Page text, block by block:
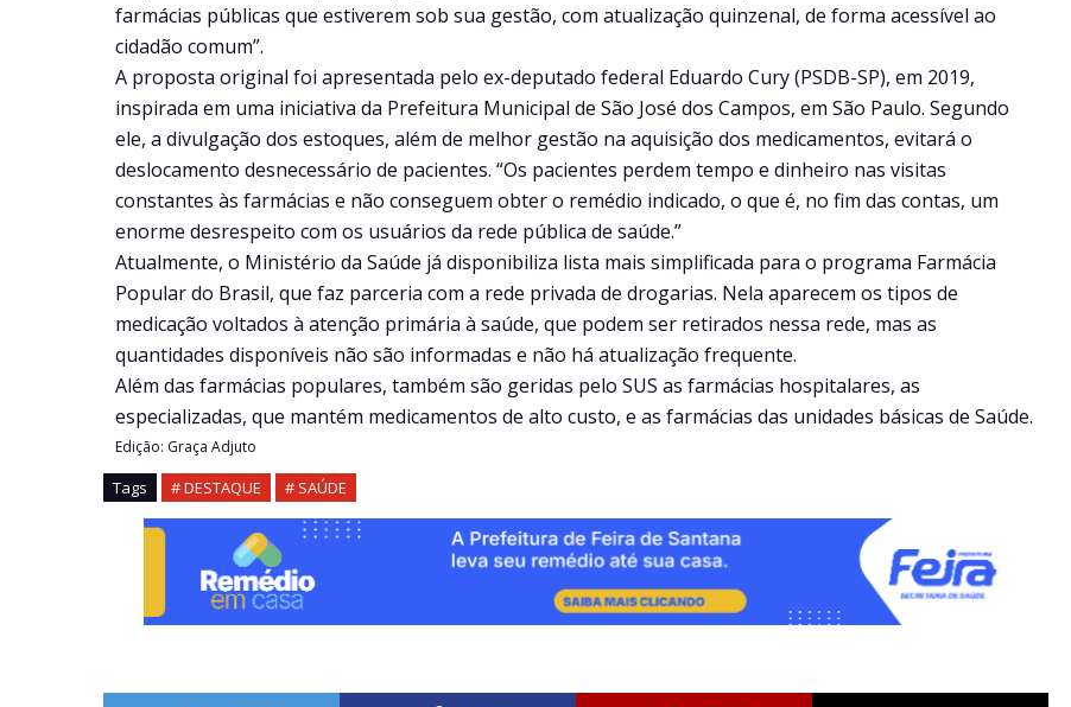
farmácias públicas que estiverem sob sua gestão, com atualização quinzenal, de forma acessível ao
cidadão comum”.
A proposta original foi apresentada pelo ex-deputado federal Eduardo Cury (PSDB-SP), em 2019,
inspirada em uma iniciativa da Prefeitura Municipal de São José dos Campos, em São Paulo. Segundo
ele, a divulgação dos estoques, além de melhor gestão na aquisição dos medicamentos, evitará o
deslocamento desnecessário de pacientes. “Os pacientes perdem tempo e dinheiro nas visitas
constantes às farmácias e não conseguem obter o remédio indicado, o que é, no fim das contas, um
enorme desrespeito com os usuários da rede pública de saúde.”
Atualmente, o Ministério da Saúde já disponibiliza lista mais simplificada para o programa Farmácia
Popular do Brasil, que faz parceria com a rede privada de drogarias. Nela aparecem os tipos de
medicação voltados à atenção primária à saúde, que podem ser retirados nessa rede, mas as
quantidades disponíveis não são informadas e não há atualização frequente.
Além das farmácias populares, também são geridas pelo SUS as farmácias hospitalares, as
especializadas, que mantém medicamentos de alto custo, e as farmácias das unidades básicas de Saúde.
Edição: Graça Adjuto
Tags # DESTAQUE # SAÚDE